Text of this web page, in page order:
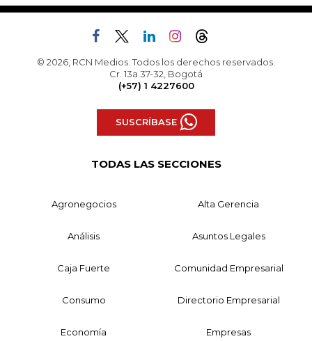
© 2026, RCN Medios. Todos los derechos reservados.
Cr. 13a 37-32, Bogotá
(+57) 1 4227600
SUSCRÍBASE
TODAS LAS SECCIONES
Agronegocios Alta Gerencia
Análisis Asuntos Legales
Caja Fuerte Comunidad Empresarial
Consumo Directorio Empresarial
Economía Empresas